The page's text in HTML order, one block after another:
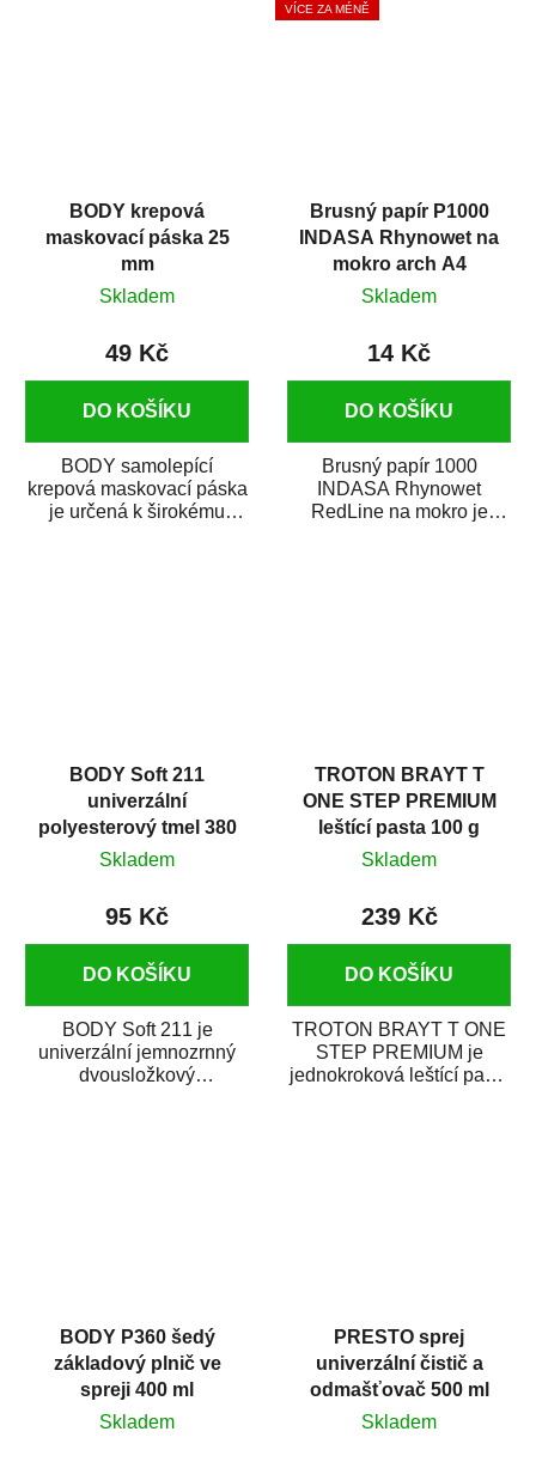
BODY krepová
maskovací páska 25
mm
Skladem
49 Kč
DO KOŠÍKU
BODY samolepící
krepová maskovací páska
je určená k širokému
VÍCE ZA MÉNĚ
Brusný papír P1000
INDASA Rhynowet na
mokro arch A4
Skladem
14 Kč
DO KOŠÍKU
Brusný papír 1000
INDASA Rhynowet
RedLine na mokro je
BODY Soft 211
univerzální
polyesterový tmel 380
g
Skladem
95 Kč
DO KOŠÍKU
BODY Soft 211 je
univerzální jemnozrnný
dvousložkový
TROTON BRAYT T
ONE STEP PREMIUM
leštící pasta 100 g
Skladem
239 Kč
DO KOŠÍKU
TROTON BRAYT T ONE
STEP PREMIUM je
jednokroková leštící pasta
BODY P360 šedý
základový plnič ve
spreji 400 ml
Skladem
PRESTO sprej
univerzální čistič a
odmašťovač 500 ml
Skladem